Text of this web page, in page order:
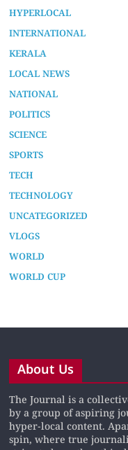
HYPERLOCAL
INTERNATIONAL
KERALA
LOCAL NEWS
NATIONAL
POLITICS
SCIENCE
SPORTS
TECH
TECHNOLOGY
UNCATEGORIZED
VLOGS
WORLD
WORLD CUP
About Us
The Journal is a
by a group of aspiring
hyper-local content.
spin, where true